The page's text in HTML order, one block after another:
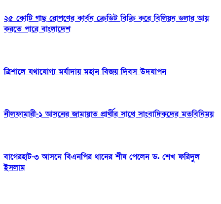
২৫ কোটি গাছ রোপণের কার্বন ক্রেডিট বিক্রি করে বিলিয়ন ডলার আয়
করতে পারে বাংলাদেশ
ত্রিশালে যথাযোগ্য মর্যাদায় মহান বিজয় দিবস উদযাপন
নীলফামারী-১ আসনের জামায়াত প্রার্থীর সাথে সাংবাদিকদের মতবিনিময়
বাগেরহাট-৩ আসনে বিএনপির ধানের শীষ পেলেন ড. শেখ ফরিদুল
ইসলাম